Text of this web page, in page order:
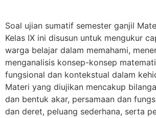
Soal ujian sumatif semester ganjil
Kelas IX ini disusun untuk mengukur
warga belajar dalam memahami,
menganalisis konsep-konsep
fungsional dan kontekstual dalam
Materi yang diujikan mencakup
dan bentuk akar, persamaan dan
dan deret, peluang sederhana, serta